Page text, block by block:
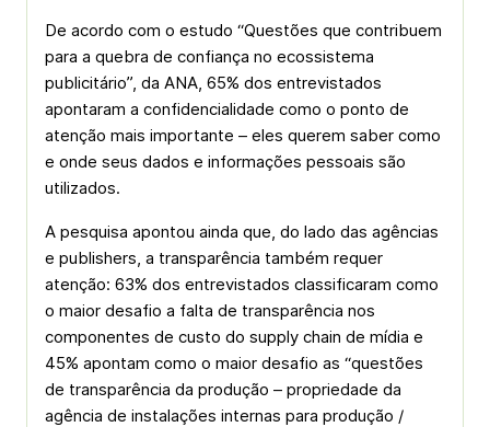
De acordo com o estudo “Questões que contribuem
para a quebra de confiança no ecossistema
publicitário”, da ANA, 65% dos entrevistados
apontaram a confidencialidade como o ponto de
atenção mais importante – eles querem saber como
e onde seus dados e informações pessoais são
utilizados.
A pesquisa apontou ainda que, do lado das agências
e publishers, a transparência também requer
atenção: 63% dos entrevistados classificaram como
o maior desafio a falta de transparência nos
componentes de custo do supply chain de mídia e
45% apontam como o maior desafio as “questões
de transparência da produção – propriedade da
agência de instalações internas para produção /